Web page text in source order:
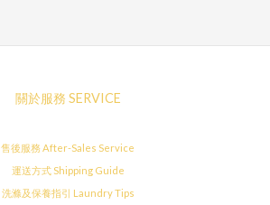
關於服務 SERVICE
售後服務 After-Sales Service
運送方式 Shipping Guide
洗滌及保養指引 Laundry Tips